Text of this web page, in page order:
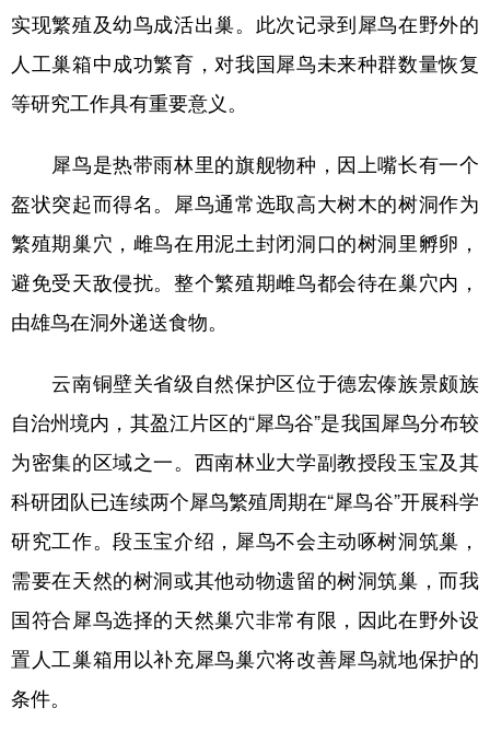
图片
经济 服务 云南故事
云南青年说 趣看文物
实现繁殖及幼鸟成活出巢。此次记录到犀鸟在野外的
人工巢箱中成功繁育，对我国犀鸟未来种群数量恢复
等研究工作具有重要意义。
犀鸟是热带雨林里的旗舰物种，因上嘴长有一个
盔状突起而得名。犀鸟通常选取高大树木的树洞作为
繁殖期巢穴，雌鸟在用泥土封闭洞口的树洞里孵卵，
避免受天敌侵扰。整个繁殖期雌鸟都会待在巢穴内，
由雄鸟在洞外递送食物。
云南铜壁关省级自然保护区位于德宏傣族景颇族
自治州境内，其盈江片区的“犀鸟谷”是我国犀鸟分布较
为密集的区域之一。西南林业大学副教授段玉宝及其
科研团队已连续两个犀鸟繁殖周期在“犀鸟谷”开展科学
研究工作。段玉宝介绍，犀鸟不会主动啄树洞筑巢，
需要在天然的树洞或其他动物遗留的树洞筑巢，而我
国符合犀鸟选择的天然巢穴非常有限，因此在野外设
置人工巢箱用以补充犀鸟巢穴将改善犀鸟就地保护的
条件。